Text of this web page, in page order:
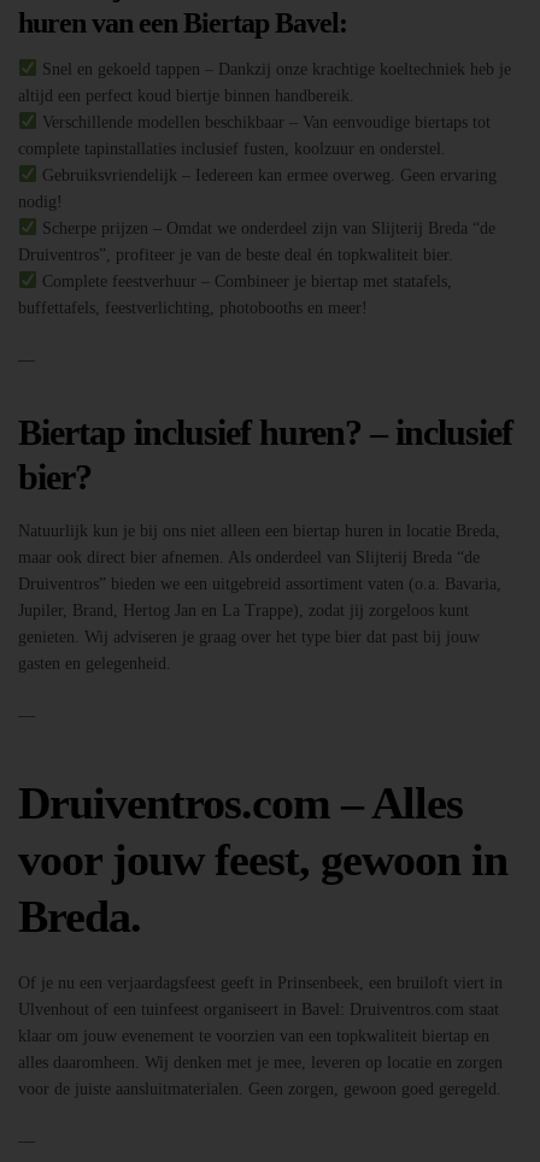
huren van een Biertap Bavel:
Snel en gekoeld tappen – Dankzij onze krachtige koeltechniek heb je
altijd een perfect koud biertje binnen handbereik.
Verschillende modellen beschikbaar – Van eenvoudige biertaps tot
complete tapinstallaties inclusief fusten, koolzuur en onderstel.
Gebruiksvriendelijk – Iedereen kan ermee overweg. Geen ervaring
nodig!
Scherpe prijzen – Omdat we onderdeel zijn van Slijterij Breda “de
Druiventros”, profiteer je van de beste deal én topkwaliteit bier.
Complete feestverhuur – Combineer je biertap met statafels,
buffettafels, feestverlichting, photobooths en meer!
—
Biertap inclusief huren? – inclusief
bier?
Natuurlijk kun je bij ons niet alleen een biertap huren in locatie Breda,
maar ook direct bier afnemen. Als onderdeel van Slijterij Breda “de
Druiventros” bieden we een uitgebreid assortiment vaten (o.a. Bavaria,
Jupiler, Brand, Hertog Jan en La Trappe), zodat jij zorgeloos kunt
genieten. Wij adviseren je graag over het type bier dat past bij jouw
gasten en gelegenheid.
—
Druiventros.com – Alles
voor jouw feest, gewoon in
Breda.
Of je nu een verjaardagsfeest geeft in Prinsenbeek, een bruiloft viert in
Ulvenhout of een tuinfeest organiseert in Bavel: Druiventros.com staat
klaar om jouw evenement te voorzien van een topkwaliteit biertap en
alles daaromheen. Wij denken met je mee, leveren op locatie en zorgen
voor de juiste aansluitmaterialen. Geen zorgen, gewoon goed geregeld.
—